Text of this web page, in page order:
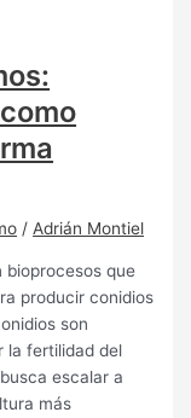
/ Adrián Montiel
bioprocesos que
producir conidios
son
la fertilidad del
escalar a
más